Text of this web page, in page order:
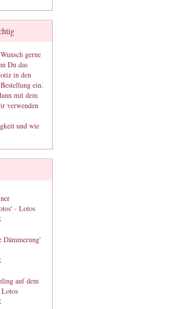
gerne
Du das
in den
ein.
mit dem
verwenden
und wie
- Lotos
Dämmerung'
auf dem